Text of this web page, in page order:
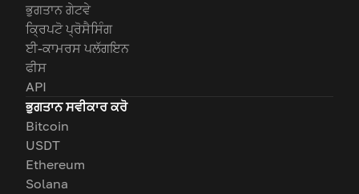
ਭੁਗਤਾਨ ਗੇਟਵੇ
ਕ੍ਰਿਪਟੋ ਪ੍ਰੋਸੈਸਿੰਗ
ਈ-ਕਾਮਰਸ ਪਲੱਗਇਨ
ਫੀਸ
API
ਭੁਗਤਾਨ ਸਵੀਕਾਰ ਕਰੋ
Bitcoin
USDT
Ethereum
Solana